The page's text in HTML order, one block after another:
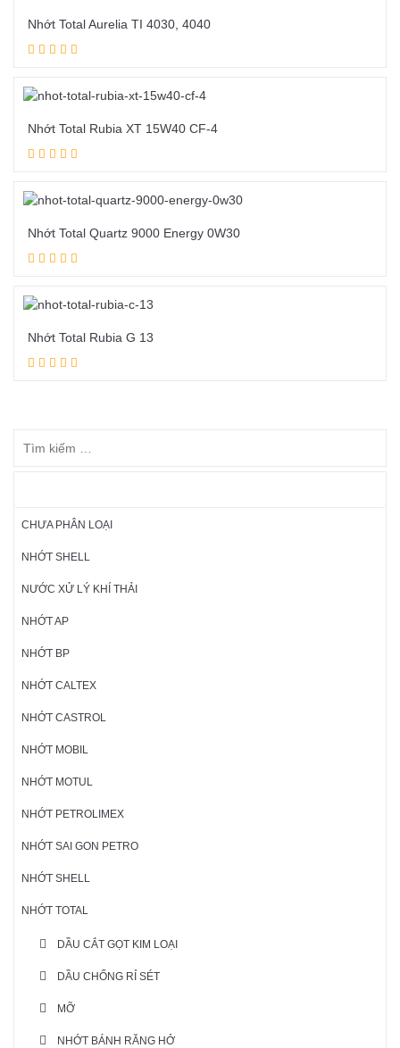
Nhớt Total Aurelia TI 4030, 4040
Nhớt Total Rubia XT 15W40 CF-4
Nhớt Total Quartz 9000 Energy 0W30
Nhớt Total Rubia G 13
CHƯA PHÂN LOẠI
NHỚT SHELL
NƯỚC XỬ LÝ KHÍ THẢI
NHỚT AP
NHỚT BP
NHỚT CALTEX
NHỚT CASTROL
NHỚT MOBIL
NHỚT MOTUL
NHỚT PETROLIMEX
NHỚT SAI GON PETRO
NHỚT SHELL
NHỚT TOTAL
DẦU CẮT GỌT KIM LOẠI
DẦU CHỐNG RỈ SÉT
MỠ
NHỚT BÁNH RĂNG HỞ